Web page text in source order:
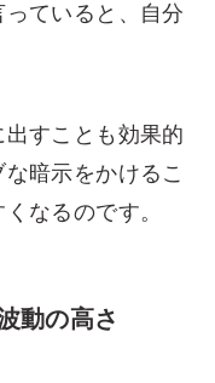
ていると、自分
すことも効果的
暗示をかけるこ
なるのです。
動の高さ